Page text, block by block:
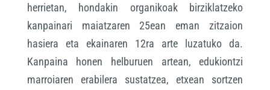
herrietan, hondakin organikoak birziklatzeko
kanpainari maiatzaren 25ean eman zitzaion
hasiera eta ekainaren 12ra arte luzatuko da.
Kanpaina honen helburuen artean, edukiontzi
marroiaren erabilera sustatzea, etxean sortzen